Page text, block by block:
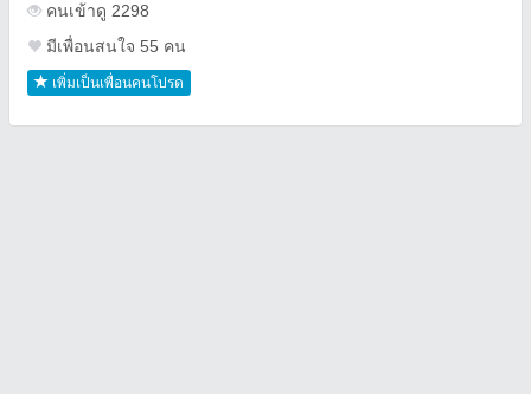
คนเข้าดู 2298
มีเพื่อนสนใจ 55 คน
เพิ่มเป็นเพื่อนคนโปรด